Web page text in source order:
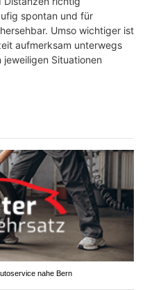
spontan und für
Umso wichtiger ist
aufmerksam unterwegs
Situationen
nahe Bern